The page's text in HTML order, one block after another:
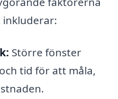
inkluderar:
Större fönster
tid för att måla,